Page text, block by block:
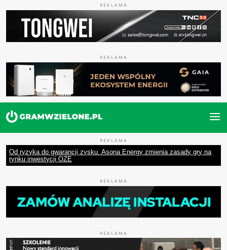
REKLAMA
REKLAMA
REKLAMA
Od ryzyka do gwarancji zysku. Asona Energy zmienia zasady gry na
rynku inwestycji OZE
REKLAMA
REKLAMA